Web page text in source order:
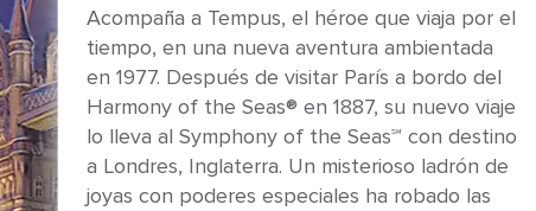
Acompaña a Tempus, el héroe que viaja por el
tiempo, en una nueva aventura ambientada
en 1977. Después de visitar París a bordo del
Harmony of the Seas® en 1887, su nuevo viaje
lo lleva al Symphony of the Seas℠ con destino
a Londres, Inglaterra. Un misterioso ladrón de
joyas con poderes especiales ha robado las